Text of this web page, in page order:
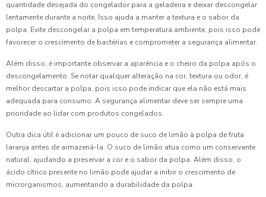
quantidade desejada do congelador para a geladeira e deixar descongelar
lentamente durante a noite. Isso ajuda a manter a textura e o sabor da
polpa. Evite descongelar a polpa em temperatura ambiente, pois isso pode
favorecer o crescimento de bactérias e comprometer a segurança alimentar.
Além disso, é importante observar a aparência e o cheiro da polpa após o
descongelamento. Se notar qualquer alteração na cor, textura ou odor, é
melhor descartar a polpa, pois isso pode indicar que ela não está mais
adequada para consumo. A segurança alimentar deve ser sempre uma
prioridade ao lidar com produtos congelados.
Outra dica útil é adicionar um pouco de suco de limão à polpa de fruta
laranja antes de armazená-la. O suco de limão atua como um conservante
natural, ajudando a preservar a cor e o sabor da polpa. Além disso, o
ácido cítrico presente no limão pode ajudar a inibir o crescimento de
microrganismos, aumentando a durabilidade da polpa.